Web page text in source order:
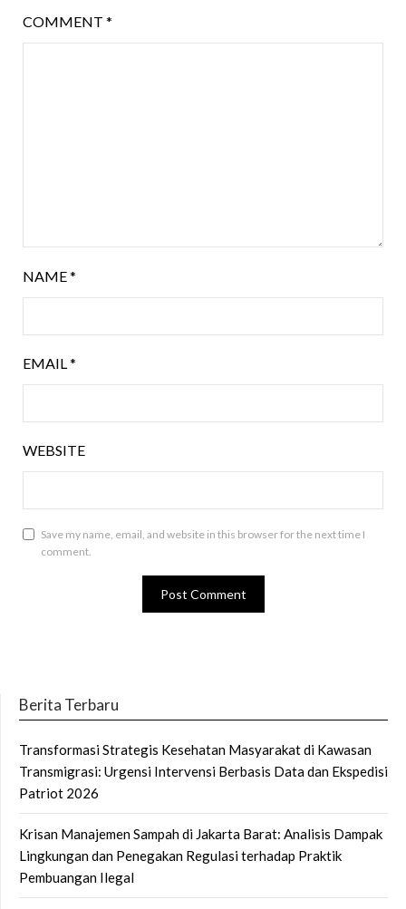
COMMENT *
NAME*
EMAIL*
WEBSITE
Save my name, email, and website in this browser for the next time I
comment.
Berita Terbaru
Transformasi Strategis Kesehatan Masyarakat di Kawasan
Transmigrasi: Urgensi Intervensi Berbasis Data dan Ekspedisi
Patriot 2026
Krisan Manajemen Sampah di Jakarta Barat: Analisis Dampak
Lingkungan dan Penegakan Regulasi terhadap Praktik
Pembuangan Ilegal